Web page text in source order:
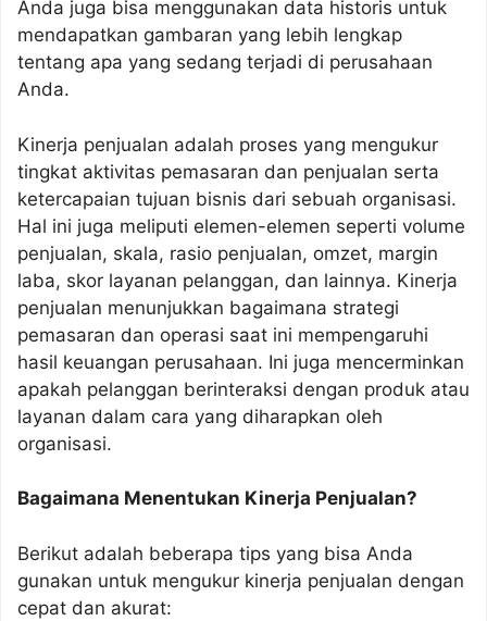
Anda juga bisa menggunakan data historis untuk
mendapatkan gambaran yang lebih lengkap
tentang apa yang sedang terjadi di perusahaan
Anda.
Kinerja penjualan adalah proses yang mengukur
tingkat aktivitas pemasaran dan penjualan serta
ketercapaian tujuan bisnis dari sebuah organisasi.
Hal ini juga meliputi elemen-elemen seperti volume
penjualan, skala, rasio penjualan, omzet, margin
laba, skor layanan pelanggan, dan lainnya. Kinerja
penjualan menunjukkan bagaimana strategi
pemasaran dan operasi saat ini mempengaruhi
hasil keuangan perusahaan. Ini juga mencerminkan
apakah pelanggan berinteraksi dengan produk atau
layanan dalam cara yang diharapkan oleh
organisasi.
Bagaimana Menentukan Kinerja Penjualan?
Berikut adalah beberapa tips yang bisa Anda
gunakan untuk mengukur kinerja penjualan dengan
cepat dan akurat: